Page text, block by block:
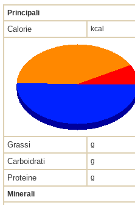
Principali
Calorie kcal
Grassi g
Carboidrati g
Proteine g
Minerali